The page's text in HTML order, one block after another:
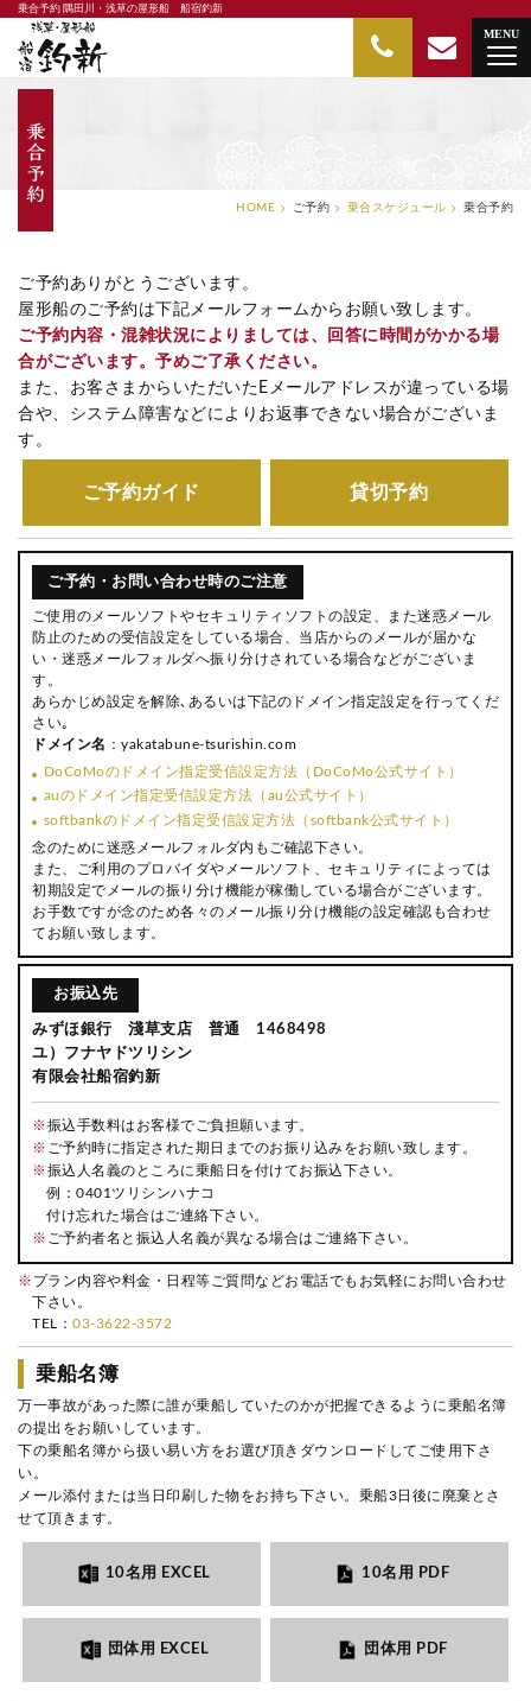
乗合予約 隅田川・浅草の屋形船 船宿釣新
MENU
隅田川・浅草の屋形船 船宿釣新
HOME ご予約 乗合スケジュール 乗合予約
ご予約ありがとうございます。
屋形船のご予約は下記メールフォームからお願い致します。
ご予約内容・混雑状況によりましては、回答に時間がかかる場
合がございます。予めご了承ください。
また、お客さまからいただいたEメールアドレスが違っている場
合や、システム障害などによりお返事できない場合がございま
す。
ご予約ガイド 貸切予約
ご予約・お問い合わせ時のご注意
ご使用のメールソフトやセキュリティソフトの設定、また迷惑メール
防止のための受信設定をしている場合、当店からのメールが届かな
い・迷惑メールフォルダへ振り分けされている場合などがございま
す。
あらかじめ設定を解除､あるいは下記のドメイン指定設定を行ってくだ
さい｡
ドメイン名 ：yakatabune-tsurishin.com
DoCoMoのドメイン指定受信設定方法（DoCoMo公式サイト）
auのドメイン指定受信設定方法（au公式サイト）
softbankのドメイン指定受信設定方法（softbank公式サイト）
念のために迷惑メールフォルダ内もご確認下さい。
また、ご利用のプロバイダやメールソフト、セキュリティによっては
初期設定でメールの振り分け機能が稼働している場合がございます。
お手数ですが念のため各々のメール振り分け機能の設定確認も合わせ
てお願い致します。
お振込先
みずほ銀行 淺草支店 普通 1468498
ユ）フナヤドツリシン
有限会社船宿釣新
※振込手数料はお客様でご負担願います。
※ ご予約時に指定された期日までのお振り込みをお願い致します。
※振込人名義のところに乗船日を付けてお振込下さい。
例：0401ツリシンハナコ
付け忘れた場合はご連絡下さい。
※ ご予約者名と振込人名義が異なる場合はご連絡下さい。
※ プラン内容や料金・日程等ご質問などお電話でもお気軽にお問い合わせ
下さい。
TEL： 03-3622-3572
乗船名簿
万一事故があった際に誰が乗船していたのかが把握できるように乗船名簿
の提出をお願いしています。
下の乗船名簿から扱い易い方をお選び頂きダウンロードしてご使用下さ
い。
メール添付または当日印刷した物をお持ち下さい。乗船3日後に廃棄とさ
せて頂きます。
10名用 EXCEL 10名用 PDF
団体用 EXCEL 団体用 PDF